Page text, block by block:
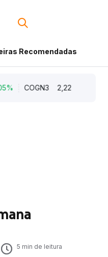
Recomendadas
COGN3 2,22
5 min de leitura